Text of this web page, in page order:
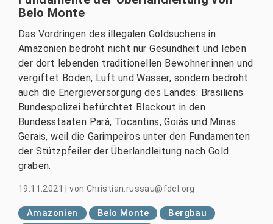
Belo Monte
Das Vordringen des illegalen Goldsuchens in
Amazonien bedroht nicht nur Gesundheit und leben
der dort lebenden traditionellen Bewohner:innen und
vergiftet Boden, Luft und Wasser, sondern bedroht
auch die Energieversorgung des Landes: Brasiliens
Bundespolizei befürchtet Blackout in den
Bundesstaaten Pará, Tocantins, Goiás und Minas
Gerais, weil die Garimpeiros unter den Fundamenten
der Stützpfeiler der Überlandleitung nach Gold
graben.
19.11.2021 |von Christian.russau@fdcl.org
Amazonien Belo Monte
Bergbau